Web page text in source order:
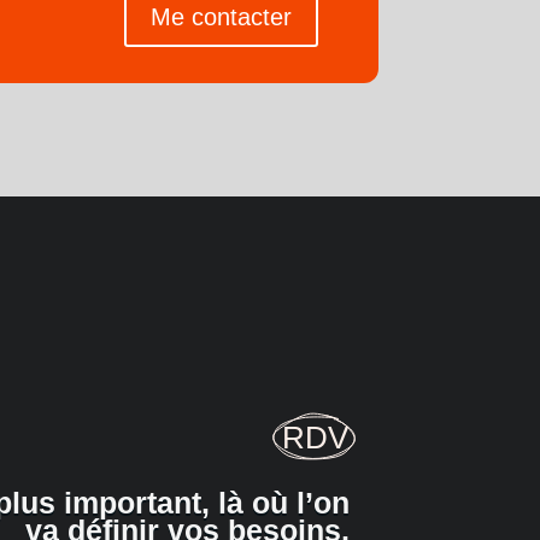
Me contacter
RDV
important, là où l’on
va définir vos besoins,